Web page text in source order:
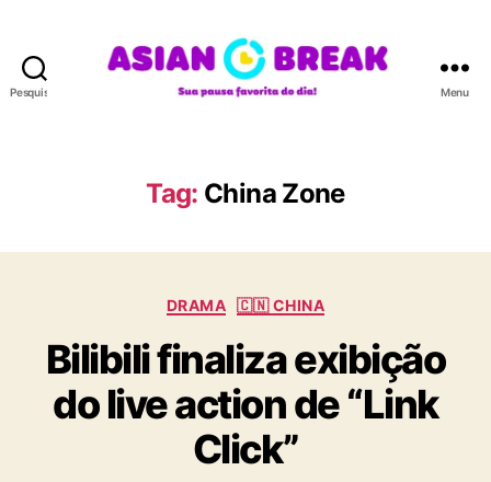
Pesquisar
A
N
R
A
Menu
Tag: China Zone
C
t
e
g
o
r
i
DRAMA 🇨🇳 CHINA
Bilibili finaliza exibição
do live action de “Link
Click”